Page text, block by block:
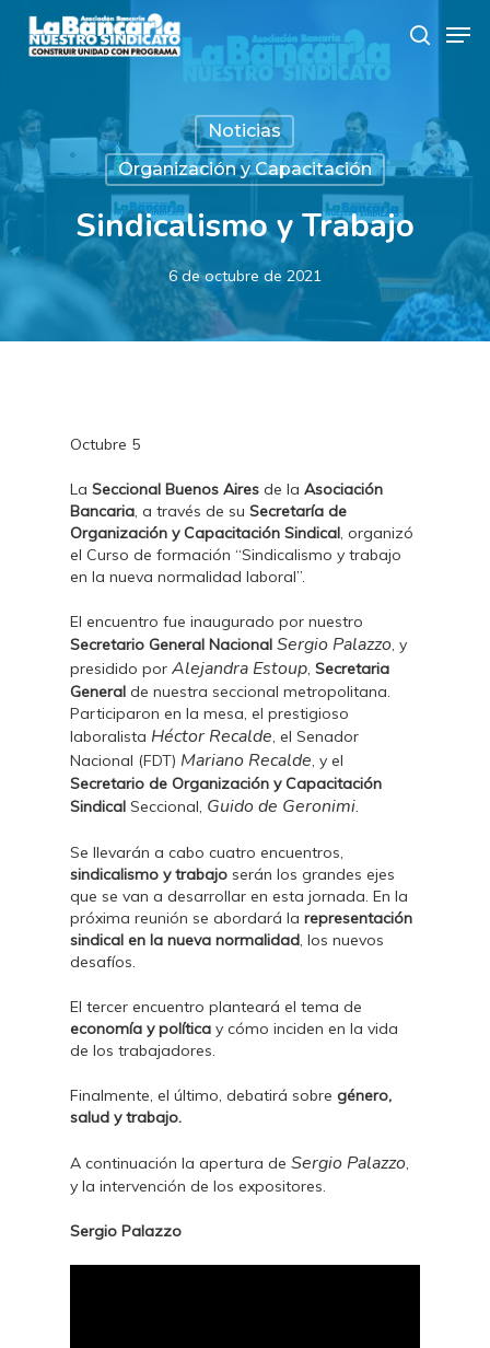
main
search
Noticias
Organización y Capacitación
Sindicalismo y Trabajo
6 de octubre de 2021
Octubre 5
LaSeccional Buenos Aires de laAsociación
Bancaria, a través de suSecretaría de
Organización y Capacitación Sindical, organizó
el Curso de formación “Sindicalismo y trabajo
en la nueva normalidad laboral”.
El encuentro fue inaugurado por nuestro
Secretario General Nacional Sergio Palazzo, y
presidido porAlejandra Estoup,Secretaria
General de nuestra seccional metropolitana.
Participaron en la mesa, el prestigioso
laboralista Héctor Recalde, el Senador
Nacional (FDT) Mariano Recalde, y el
Secretario de Organización y Capacitación
Sindical Seccional, Guido de Geronimi.
Se llevarán a cabo cuatro encuentros,
sindicalismo y trabajo serán los grandes ejes
que se van a desarrollar en esta jornada. En la
próxima reunión se abordará larepresentación
sindical en la nueva normalidad, los nuevos
desafíos.
El tercer encuentro planteará el tema de
economía y política y cómo inciden en la vida
de los trabajadores.
Finalmente, el último, debatirá sobregénero,
salud y trabajo.
A continuación la apertura deSergio Palazzo,
y la intervención de los expositores.
Sergio Palazzo